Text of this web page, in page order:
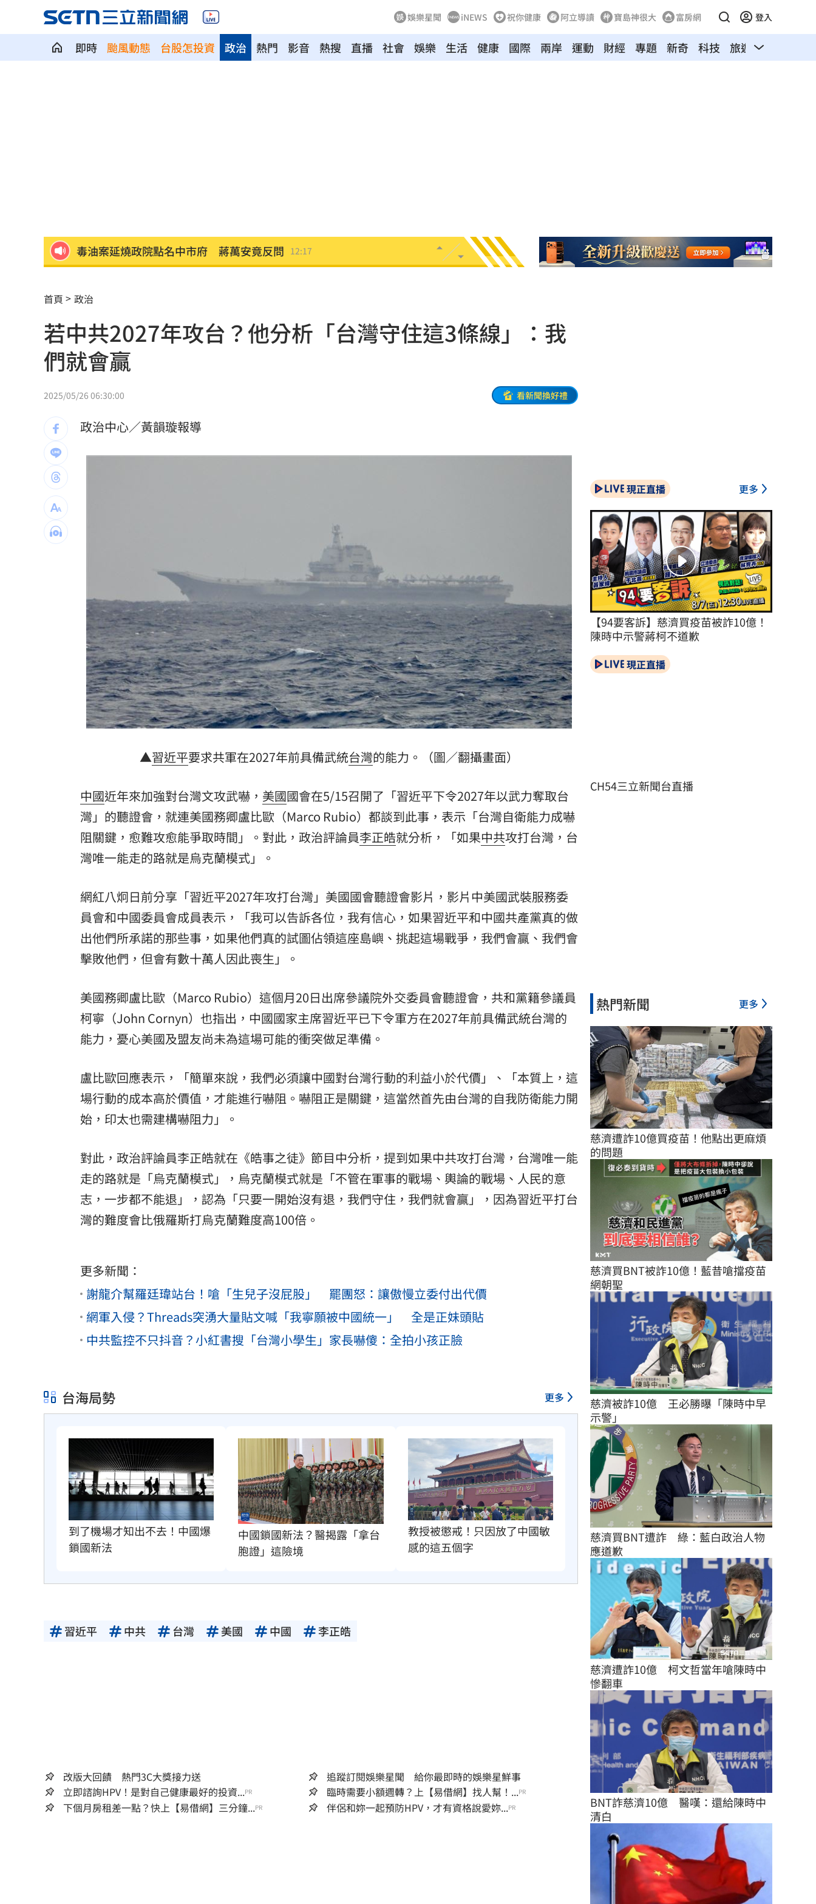
娛樂星聞 iNEWS 祝你健康 阿立導讀 寶島神很大 富房網 登入
即時 颱風動態 台股怎投資 熱門 影音 熱搜 直播
政治 社會 娛樂 生活 健康 國際 兩岸 運動 財經 專題 新奇 科技 旅遊 汽車
毒油案延燒政院點名中市府 蔣萬安竟反問 12:17
酒測爆表！職軍「接近死亡狀態」照開上路
職場爸爸「5.5年沒加薪」！父親節調查曝 12:13
蘋果砍價失敗！長鑫存儲靠2底氣拒降價
掃把刺眼傷勢照曝光！女師恐失明要提告
新北國王簽周儀翔 毛加恩盛讚頂尖對抗性
賴瑞隆轟柯志恩詐騙幫兇：應向陳時中道歉 11:55
慈濟買疫苗遭騙 石崇良吐被抹黑阻擋心聲 11:50
台灣彩券開獎直播中 20:31
LIVE三立+24小時直播 15:27
三立iNEWS新聞台線上直播 18:00
商場戰國來臨 台中「頂奢大道」逐漸成形 12:00
「拍片人的多重宇宙」職涯論壇9/12登場！ 10:30
理想混蛋號召粉絲跨海追星吃美食！ 18:15
首頁 政治
若中共2027年攻台？他分析「台灣守住這3條線」：我
們就會贏
2025/05/26 06:30:00 看新聞換好禮
政治中心／黃韻璇報導
▲習近平要求共軍在2027年前具備武統台灣的能力。（圖／翻攝畫面）
中國近年來加強對台灣文攻武嚇， 美國國會在5/15召開了「習近平下令2027年以武力奪取台
灣」的聽證會，就連美國務卿盧比歐（Marco Rubio）都談到此事，表示「台灣自衛能力成嚇
阻關鍵，愈難攻愈能爭取時間」。對此，政治評論員李正皓就分析，「如果中共攻打台灣，台
灣唯一能走的路就是烏克蘭模式」。
網紅八炯日前分享「習近平2027年攻打台灣」美國國會聽證會影片，影片中美國武裝服務委
員會和中國委員會成員表示，「我可以告訴各位，我有信心，如果習近平和中國共產黨真的做
出他們所承諾的那些事，如果他們真的試圖佔領這座島嶼、挑起這場戰爭，我們會贏、我們會
擊敗他們，但會有數十萬人因此喪生」。
美國務卿盧比歐（Marco Rubio）這個月20日出席參議院外交委員會聽證會，共和黨籍參議員
柯寧（John Cornyn）也指出，中國國家主席習近平已下令軍方在2027年前具備武統台灣的
能力，憂心美國及盟友尚未為這場可能的衝突做足準備。
盧比歐回應表示，「簡單來說，我們必須讓中國對台灣行動的利益小於代價」、「本質上，這
場行動的成本高於價值，才能進行嚇阻。嚇阻正是關鍵，這當然首先由台灣的自我防衛能力開
始，印太也需建構嚇阻力」。
對此，政治評論員李正皓就在《皓事之徒》節目中分析，提到如果中共攻打台灣，台灣唯一能
走的路就是「烏克蘭模式」，烏克蘭模式就是「不管在軍事的戰場、輿論的戰場、人民的意
志，一步都不能退」，認為「只要一開始沒有退，我們守住，我們就會贏」，因為習近平打台
灣的難度會比俄羅斯打烏克蘭難度高100倍。
更多新聞：
謝龍介幫羅廷瑋站台！嗆「生兒子沒屁股」 罷團怒：讓傲慢立委付出代價
網軍入侵？Threads突湧大量貼文喊「我寧願被中國統一」 全是正妹頭貼
中共監控不只抖音？小紅書搜「台灣小學生」家長嚇傻：全拍小孩正臉
台海局勢 更多
到了機場才知出不去！中國爆
鎖國新法
中國鎖國新法？醫揭露「拿台
胞證」這險境
教授被懲戒！只因放了中國敏
感的這五個字
習近平 中共 台灣 美國 中國 李正皓
改版大回饋 熱門3C大獎接力送
追蹤訂閱娛樂星聞 給你最即時的娛樂星鮮事
立即諮詢HPV！是對自己健康最好的投資...PR 臨時需要小額週轉？上【易借網】找人幫！...PR
下個月房租差一點？快上【易借網】三分鐘...PR 伴侶和妳一起預防HPV，才有資格說愛妳...PR
現正直播 更多
【94要客訴】慈濟買疫苗被詐10億！
陳時中示警蔣柯不道歉
現正直播
CH54三立新聞台直播
熱門新聞 更多
慈濟遭詐10億買疫苗！他點出更麻煩
的問題
慈濟買BNT被詐10億！藍昔嗆擋疫苗
網朝聖
慈濟被詐10億　王必勝曝「陳時中早
示警」
慈濟買BNT遭詐　綠：藍白政治人物
應道歉
慈濟遭詐10億　柯文哲當年嗆陳時中
慘翻車
BNT詐慈濟10億　醫嘆：還給陳時中
清白